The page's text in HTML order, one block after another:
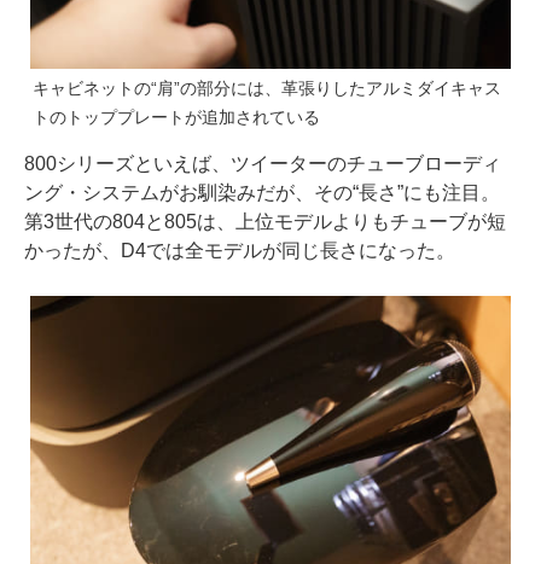
キャビネットの“肩”の部分には、革張りしたアルミダイキャス
トのトッププレートが追加されている
800シリーズといえば、ツイーターのチューブローディ
ング・システムがお馴染みだが、その“長さ”にも注目。
第3世代の804と805は、上位モデルよりもチューブが短
かったが、D4では全モデルが同じ長さになった。